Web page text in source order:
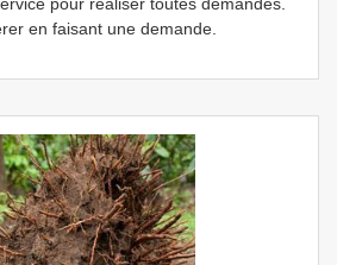
en faisant une demande.